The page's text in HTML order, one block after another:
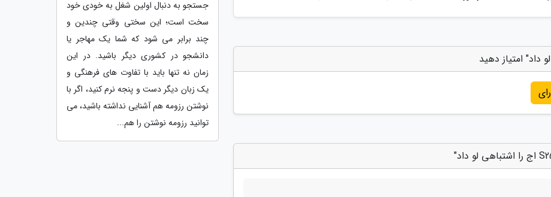
رای
جستجو به دنبال اولین شغل به خودی خود
سخت است؛ این سختی وقتی چندین و
چند برابر می شود که شما یک مهاجر یا
دانشجو در کشوری دیگر باشید. در این
زمان نه تنها باید با تفاوت های فرهنگی و
یک زبان دیگر دست و پنجه نرم کنید، اگر با
نوشتن رزومه هم آشنایی نداشته باشید، می
توانید رزومه نوشتن را هم...